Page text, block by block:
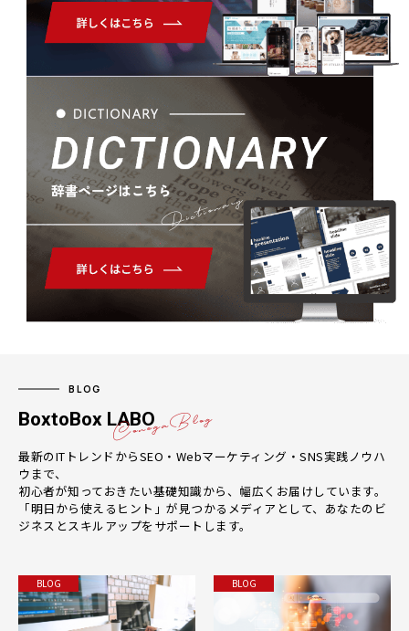
Dictionary
BLOG
BoxtoBox LABO
最新のITトレンドからSEO・Webマーケティング・SNS実践ノウハ
ウまで、
初心者が知っておきたい基礎知識から、幅広くお届けしています。
「明日から使えるヒント」が見つかるメディアとして、あなたのビ
ジネスとスキルアップをサポートします。
BLOG BLOG